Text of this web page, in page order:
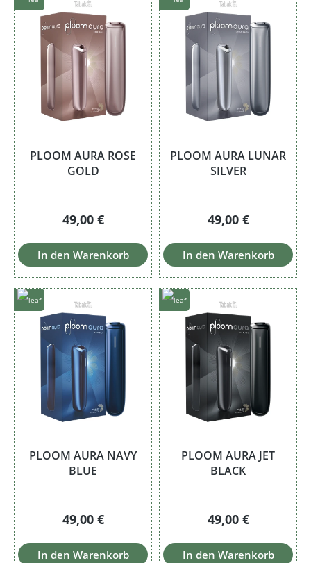
PLOOM AURA ROSE
GOLD
Regulärer Preis:
49,00 €
In den Warenkorb
PLOOM AURA LUNAR
SILVER
Regulärer Preis:
49,00 €
In den Warenkorb
PLOOM AURA NAVY
BLUE
Regulärer Preis:
49,00 €
In den Warenkorb
PLOOM AURA JET
BLACK
Regulärer Preis:
49,00 €
In den Warenkorb